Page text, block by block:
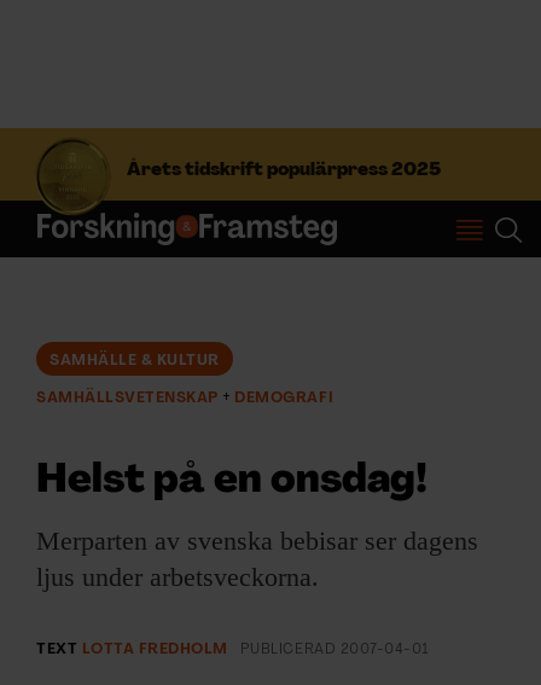
Årets tidskrift populärpress 2025
S
f
t
Prenumerera
ÄMNEN
ARKIV & E-TIDNING
SAMHÄLLE & KULTUR
SAMHÄLLSVETENSKAP DEMOGRAFI
Helst på en onsdag!
Merparten av svenska bebisar ser dagens
ljus under arbetsveckorna.
TEXT LOTTA FREDHOLM PUBLICERAD 2007-04-01